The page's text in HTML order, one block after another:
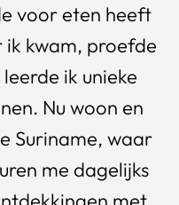
voor eten heeft
kwam, proefde
ik unieke
Nu woon en
Suriname, waar
me dagelijks